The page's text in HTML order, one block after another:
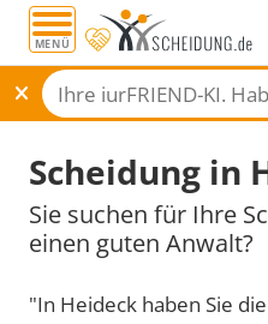
MENÜ
Scheidung in
Sie suchen für Ihre
einen guten Anwalt?
"In Heideck haben Sie